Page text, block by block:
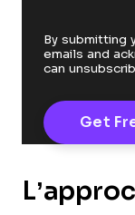
By submitting
emails and
can